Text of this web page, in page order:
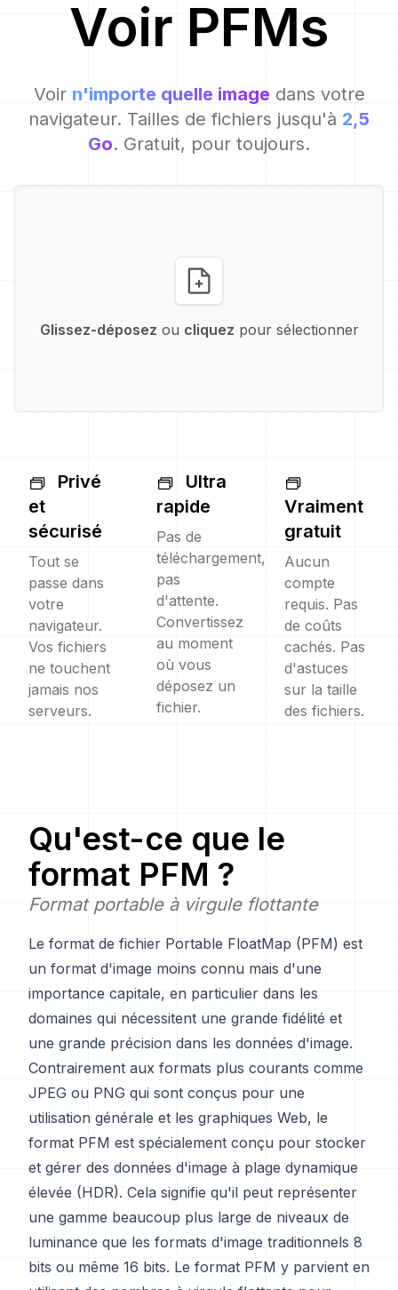
Voir PFMs
Voir n'importe quelle image dans votre
navigateur. Tailles de fichiers jusqu'à 2,5
Go. Gratuit, pour toujours.
Glissez-déposez ou cliquez pour sélectionner
Privé
et
sécurisé
Tout se
passe dans
votre
navigateur.
Vos fichiers
ne touchent
jamais nos
serveurs.
Ultra
rapide
Pas de
téléchargement,
pas
d'attente.
Convertissez
au moment
où vous
déposez un
fichier.
Vraiment
gratuit
Aucun
compte
requis. Pas
de coûts
cachés. Pas
d'astuces
sur la taille
des fichiers.
Qu'est-ce que le
format PFM ?
Format portable à virgule flottante
Le format de fichier Portable FloatMap (PFM) est
un format d'image moins connu mais d'une
importance capitale, en particulier dans les
domaines qui nécessitent une grande fidélité et
une grande précision dans les données d'image.
Contrairement aux formats plus courants comme
JPEG ou PNG qui sont conçus pour une
utilisation générale et les graphiques Web, le
format PFM est spécialement conçu pour stocker
et gérer des données d'image à plage dynamique
élevée (HDR). Cela signifie qu'il peut représenter
une gamme beaucoup plus large de niveaux de
luminance que les formats d'image traditionnels 8
bits ou même 16 bits. Le format PFM y parvient en